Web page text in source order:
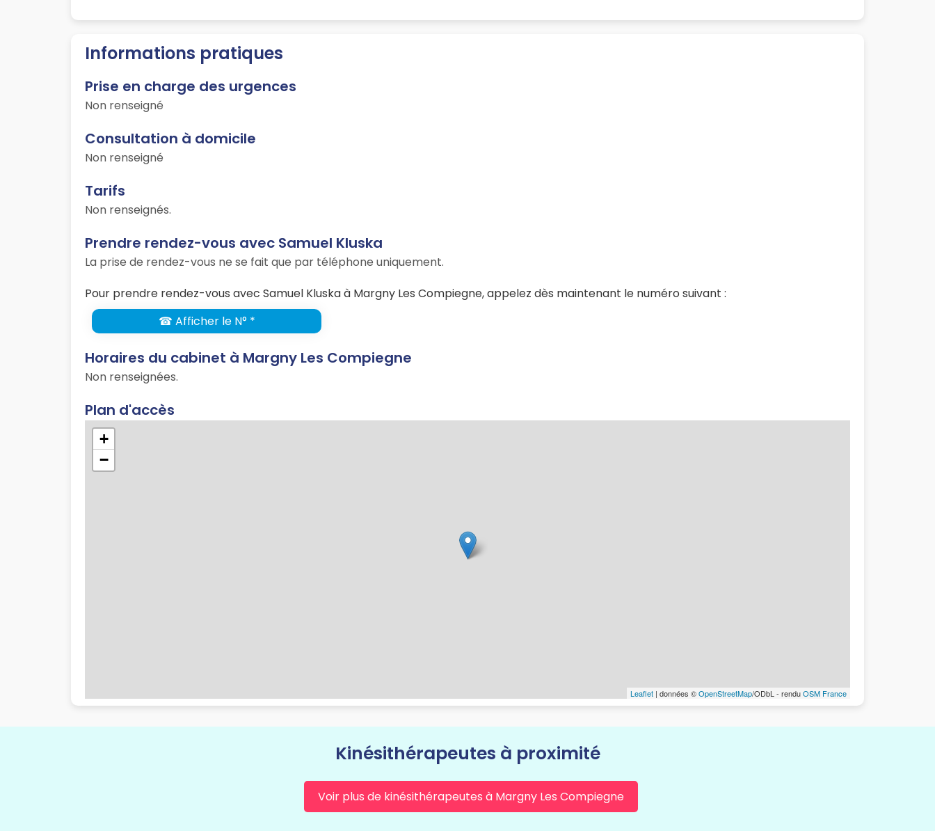
Informations pratiques
Prise en charge des urgences
Non renseigné
Consultation à domicile
Non renseigné
Tarifs
Non renseignés.
Prendre rendez-vous avec Samuel Kluska
La prise de rendez-vous ne se fait que par téléphone uniquement.
Pour prendre rendez-vous avec Samuel Kluska à Margny Les Compiegne, appelez dès maintenant le numéro suivant :
☎ Afficher le N° *
Horaires du cabinet à Margny Les Compiegne
Non renseignées.
Plan d'accès
+
−
Leaflet | données ©OpenStreetMap/ODbL - renduOSM France
Kinésithérapeutes à proximité
Voir plus de kinésithérapeutes à Margny Les Compiegne